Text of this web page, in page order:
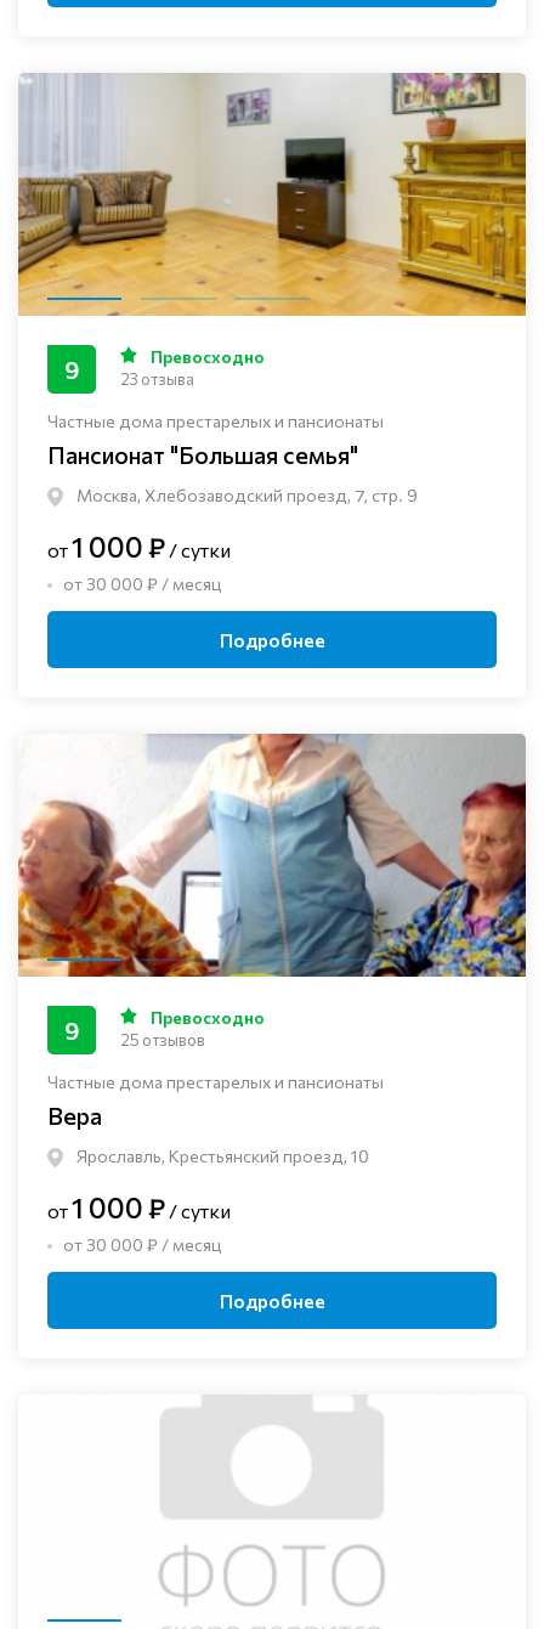
Частные дома престарелых и пансионаты
Пансионат "Большая семья"
Москва, Хлебозаводский проезд, 7, стр. 9
9 Превосходно
23 отзыва
от1 000 ₽ / сутки
от 30 000 ₽ / месяц
Подробнее
Частные дома престарелых и пансионаты
Вера
Ярославль, Крестьянский проезд, 10
9 Превосходно
25 отзывов
от1 000 ₽ / сутки
от 30 000 ₽ / месяц
Подробнее